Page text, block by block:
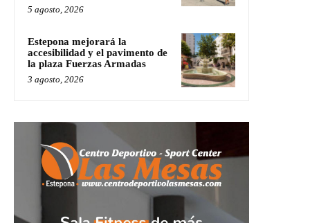
5 agosto, 2026
Estepona mejorará la
accesibilidad y el pavimento de
la plaza Fuerzas Armadas
3 agosto, 2026